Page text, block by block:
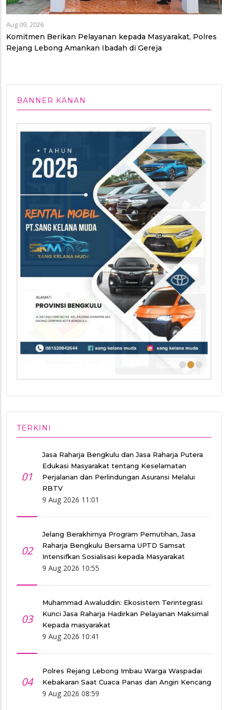
Aug 09, 2026
Komitmen Berikan Pelayanan kepada Masyarakat, Polres
Rejang Lebong Amankan Ibadah di Gereja
BANNER KANAN
•••
TERKINI
01
Jasa Raharja Bengkulu dan Jasa Raharja Putera
Edukasi Masyarakat tentang Keselamatan
Perjalanan dan Perlindungan Asuransi Melalui
RBTV
9 Aug 2026 11:01
02
Jelang Berakhirnya Program Pemutihan, Jasa
Raharja Bengkulu Bersama UPTD Samsat
Intensifkan Sosialisasi kepada Masyarakat
9 Aug 2026 10:55
03
Muhammad Awaluddin: Ekosistem Terintegrasi
Kunci Jasa Raharja Hadirkan Pelayanan Maksimal
Kepada masyarakat
9 Aug 2026 10:41
04
Polres Rejang Lebong Imbau Warga Waspadai
Kebakaran Saat Cuaca Panas dan Angin Kencang
9 Aug 2026 08:59